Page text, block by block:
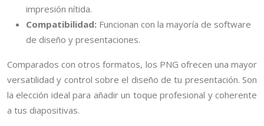
impresión nítida.
Compatibilidad: Funcionan con la mayoría de software
de diseño y presentaciones.
Comparados con otros formatos, los PNG ofrecen una mayor
versatilidad y control sobre el diseño de tu presentación. Son
la elección ideal para añadir un toque profesional y coherente
a tus diapositivas.